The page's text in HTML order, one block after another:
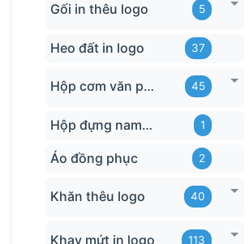
Gối in thêu logo 5
Heo đất in logo 37
Hộp cơm văn phòng 45
Hộp đựng name card 1
Áo đồng phục 2
Khăn thêu logo 40
Khay mứt in logo 113